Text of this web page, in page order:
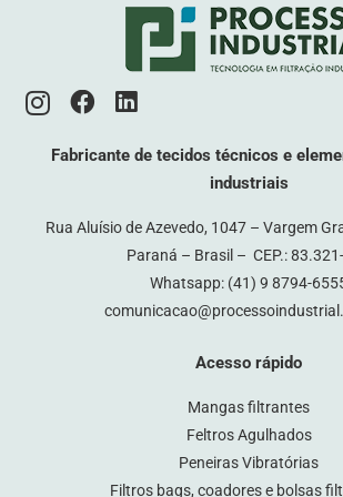
Fabricante de tecidos técnicos e
industriais
Rua Aluísio de Azevedo, 1047 – Vargem
Paraná – Brasil – CEP.:
Whatsapp: (41) 9 8794-
Acesso rápido
Mangas filtrantes
Feltros Agulhados
Peneiras Vibratórias
Filtros bags, coadores e bolsas